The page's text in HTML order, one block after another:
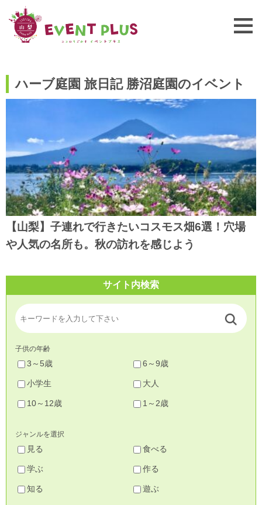
ハーブ庭園 旅日記 勝沼庭園のイベント
【山梨】子連れで行きたいコスモス畑6選！穴場
や人気の名所も。秋の訪れを感じよう
サイト内検索
子供の年齢
3～5歳 6～9歳
小学生 大人
10～12歳 1～2歳
ジャンルを選択
見る 食べる
学ぶ 作る
知る 遊ぶ